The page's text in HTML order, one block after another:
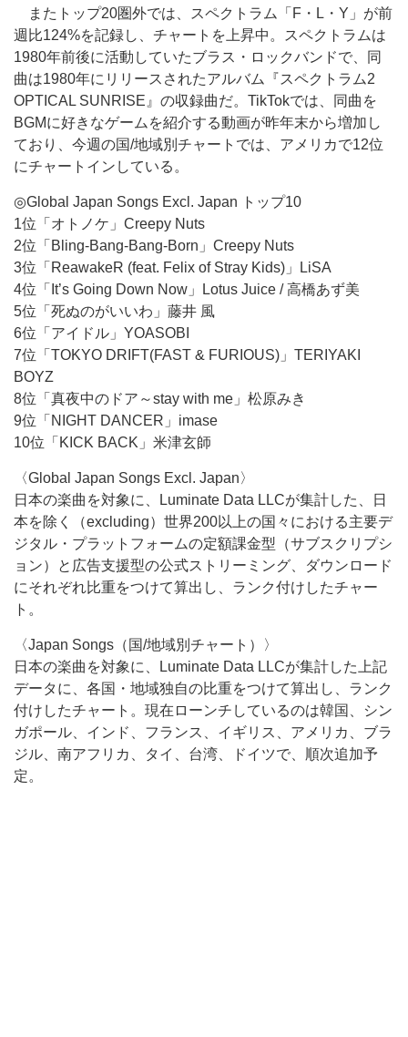
またトップ20圏外では、スペクトラム「F・L・Y」が前
週比124%を記録し、チャートを上昇中。スペクトラムは
1980年前後に活動していたブラス・ロックバンドで、同
曲は1980年にリリースされたアルバム『スペクトラム2
OPTICAL SUNRISE』の収録曲だ。TikTokでは、同曲を
BGMに好きなゲームを紹介する動画が昨年末から増加し
ており、今週の国/地域別チャートでは、アメリカで12位
にチャートインしている。
◎Global Japan Songs Excl. Japan トップ10
1位「オトノケ」Creepy Nuts
2位「Bling-Bang-Bang-Born」Creepy Nuts
3位「ReawakeR (feat. Felix of Stray Kids)」LiSA
4位「It’s Going Down Now」Lotus Juice / 高橋あず美
5位「死ぬのがいいわ」藤井 風
6位「アイドル」YOASOBI
7位「TOKYO DRIFT(FAST & FURIOUS)」TERIYAKI
BOYZ
8位「真夜中のドア～stay with me」松原みき
9位「NIGHT DANCER」imase
10位「KICK BACK」米津玄師
〈Global Japan Songs Excl. Japan〉
日本の楽曲を対象に、Luminate Data LLCが集計した、日
本を除く（excluding）世界200以上の国々における主要デ
ジタル・プラットフォームの定額課金型（サブスクリプシ
ョン）と広告支援型の公式ストリーミング、ダウンロード
にそれぞれ比重をつけて算出し、ランク付けしたチャー
ト。
〈Japan Songs（国/地域別チャート）〉
日本の楽曲を対象に、Luminate Data LLCが集計した上記
データに、各国・地域独自の比重をつけて算出し、ランク
付けしたチャート。現在ローンチしているのは韓国、シン
ガポール、インド、フランス、イギリス、アメリカ、ブラ
ジル、南アフリカ、タイ、台湾、ドイツで、順次追加予
定。